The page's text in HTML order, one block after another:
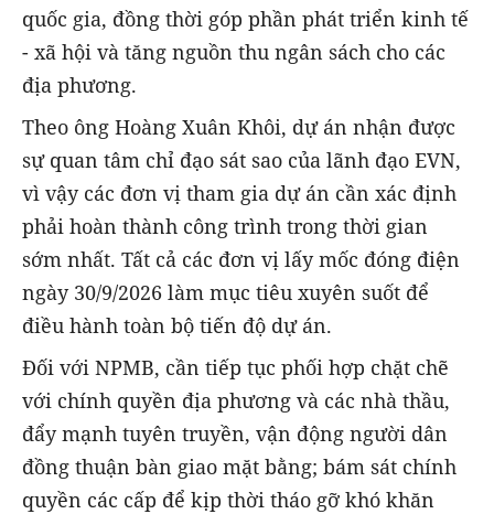
quốc gia, đồng thời góp phần phát triển kinh tế
- xã hội và tăng nguồn thu ngân sách cho các
địa phương.
Theo ông Hoàng Xuân Khôi, dự án nhận được
sự quan tâm chỉ đạo sát sao của lãnh đạo EVN,
vì vậy các đơn vị tham gia dự án cần xác định
phải hoàn thành công trình trong thời gian
sớm nhất. Tất cả các đơn vị lấy mốc đóng điện
ngày 30/9/2026 làm mục tiêu xuyên suốt để
điều hành toàn bộ tiến độ dự án.
Đối với NPMB, cần tiếp tục phối hợp chặt chẽ
với chính quyền địa phương và các nhà thầu,
đẩy mạnh tuyên truyền, vận động người dân
đồng thuận bàn giao mặt bằng; bám sát chính
quyền các cấp để kịp thời tháo gỡ khó khăn